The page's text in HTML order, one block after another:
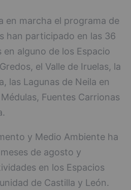
en marcha el programa de
han participado en las 36
alguno de los Espacio
el Valle de Iruelas, la
las Lagunas de Neila en
Fuentes Carrionas
y Medio Ambiente ha
de agosto y
en los Espacios
de Castilla y León.